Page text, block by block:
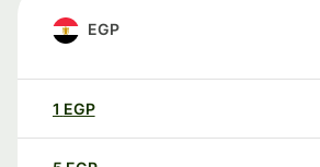
EGP
1 EGP